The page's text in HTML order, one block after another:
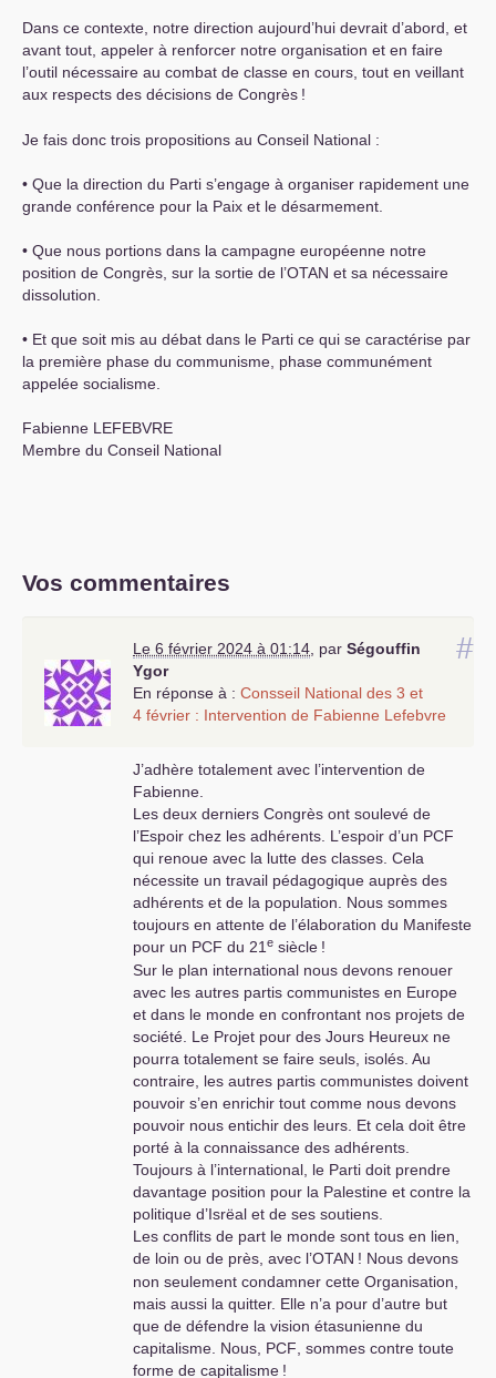
Dans ce contexte, notre direction aujourd’hui devrait d’abord, et
avant tout, appeler à renforcer notre organisation et en faire
l’outil nécessaire au combat de classe en cours, tout en veillant
aux respects des décisions de Congrès !
Je fais donc trois propositions au Conseil National :
• Que la direction du Parti s’engage à organiser rapidement une
grande conférence pour la Paix et le désarmement.
• Que nous portions dans la campagne européenne notre
position de Congrès, sur la sortie de l’OTAN et sa nécessaire
dissolution.
• Et que soit mis au débat dans le Parti ce qui se caractérise par
la première phase du communisme, phase communément
appelée socialisme.
Fabienne LEFEBVRE
Membre du Conseil National
Vos commentaires
#
Le 6 février 2024 à 01:14 par Ségouffin
Ygor
En réponse à : Consseil National des 3 et
4 février : Intervention de Fabienne Lefebvre
J’adhère totalement avec l’intervention de
Fabienne.
Les deux derniers Congrès ont soulevé de
l’Espoir chez les adhérents. L’espoir d’un PCF
qui renoue avec la lutte des classes. Cela
nécessite un travail pédagogique auprès des
adhérents et de la population. Nous sommes
toujours en attente de l’élaboration du Manifeste
pour un PCF du 21 e siècle !
Sur le plan international nous devons renouer
avec les autres partis communistes en Europe
et dans le monde en confrontant nos projets de
société. Le Projet pour des Jours Heureux ne
pourra totalement se faire seuls, isolés. Au
contraire, les autres partis communistes doivent
pouvoir s’en enrichir tout comme nous devons
pouvoir nous entichir des leurs. Et cela doit être
porté à la connaissance des adhérents.
Toujours à l’international, le Parti doit prendre
davantage position pour la Palestine et contre la
politique d’Isrëal et de ses soutiens.
Les conflits de part le monde sont tous en lien,
de loin ou de près, avec l’OTAN ! Nous devons
non seulement condamner cette Organisation,
mais aussi la quitter. Elle n’a pour d’autre but
que de défendre la vision étasunienne du
capitalisme. Nous, PCF , sommes contre toute
forme de capitalisme !